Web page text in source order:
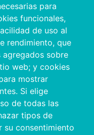
para
funcionales,
de uso al
rendimiento, que
sobre
web; y cookies
mostrar
Si elige
de todas las
tipos de
su consentimiento
Provincial de
reservados